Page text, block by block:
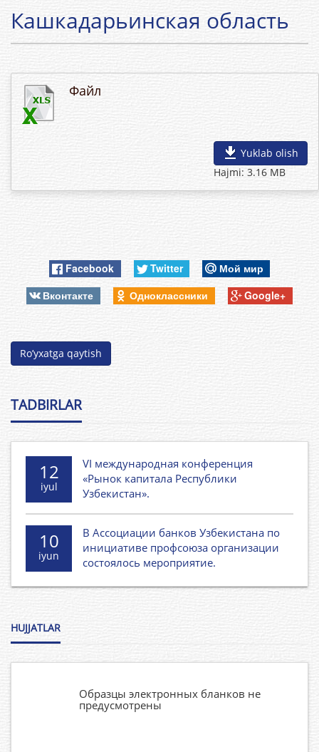
Кашкадарьинская область
Файл
Yuklab olish
Hajmi: 3.16 MB
Facebook Twitter
Мой мир
Вконтакте
Одноклассники Google+
Ro’yxatga qaytish
TADBIRLAR
12
iyul
VI международная конференция
«Рынок капитала Республики
Узбекистан».
10
iyun
В Ассоциации банков Узбекистана по
инициативе профсоюза организации
состоялось мероприятие.
HUJJATLAR
Образцы электронных бланков не
предусмотрены